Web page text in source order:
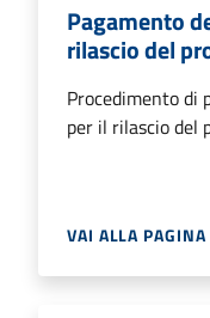
Pagamento
rilascio del
Procedimento di
per il rilascio del
VAI ALLA PAGINA